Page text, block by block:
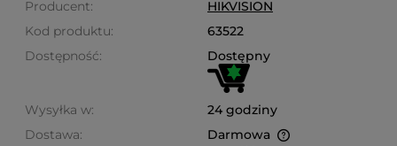
Producent:
HIKVISION
Kod produktu:
63522
Dostępność:
Dostępny
Wysyłka w:
24 godziny
Dostawa:
Darmowa